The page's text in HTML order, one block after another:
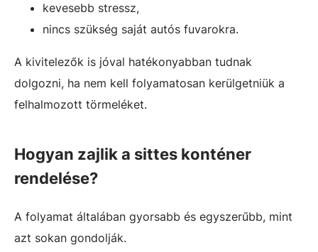
kevesebb stressz,
nincs szükség saját autós fuvarokra.
A kivitelezők is jóval hatékonyabban tudnak
dolgozni, ha nem kell folyamatosan kerülgetniük a
felhalmozott törmeléket.
Hogyan zajlik a sittes konténer
rendelése?
A folyamat általában gyorsabb és egyszerűbb, mint
azt sokan gondolják.